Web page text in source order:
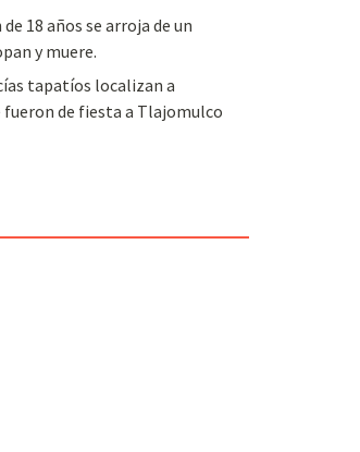
18 años se arroja de un
y muere.
tapatíos localizan a
fueron de fiesta a Tlajomulco